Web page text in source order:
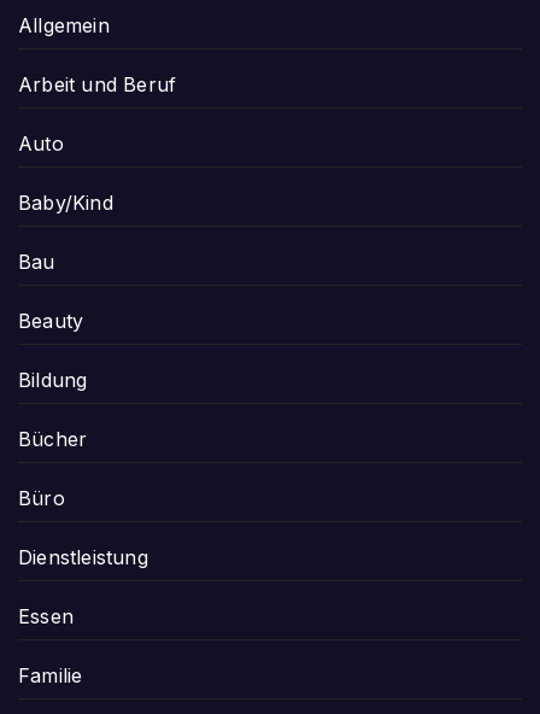
Allgemein
Arbeit und Beruf
Auto
Baby/Kind
Bau
Beauty
Bildung
Bücher
Büro
Dienstleistung
Essen
Familie